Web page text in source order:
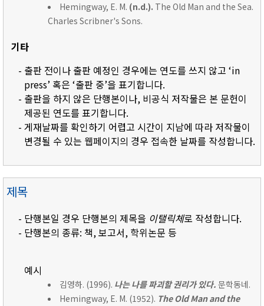
Hemingway, E. M. (n.d.). The Old Man and the Sea.
Charles Scribner's Sons.
기타
- 출판 전이나 출판 예정인 경우에는 연도를 쓰지 않고 ‘in
press’ 혹은 ‘출판 중’을 표기합니다.
- 출판을 하지 않은 단행본이나, 비공식 저작물은 본 문헌이
제공된 연도를 표기합니다.
- 게재날짜를 확인하기 어렵고 시간이 지남에 따라 저작물이
변경될 수 있는 웹페이지의 경우 접속한 날짜를 작성합니다.
제목
- 단행본일 경우 단행본의 제목을 이탤릭체로 작성합니다.
- 단행본의 종류: 책, 보고서, 학위논문 등
예시
김영하. (1996). 나는 나를 파괴할 권리가 있다. 문학동네.
Hemingway, E. M. (1952). The Old Man and the